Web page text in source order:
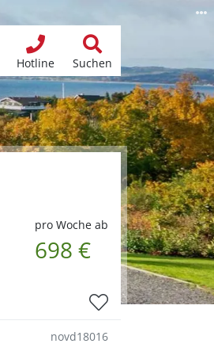
Hotline Suchen
pro Woche ab
698 €
novd18016